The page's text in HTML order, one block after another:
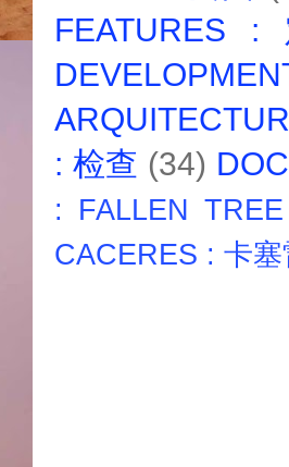
: 检查 (34)
: FALLEN
CACERES : 卡塞